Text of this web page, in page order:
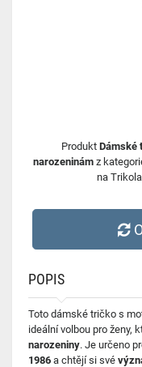
Produkt Dámské
narozeninámz
na
POPIS
Toto dámské tričko s
ideální volbou pro ženy,
narozeniny. Je určeno
1986 a chtějí si své